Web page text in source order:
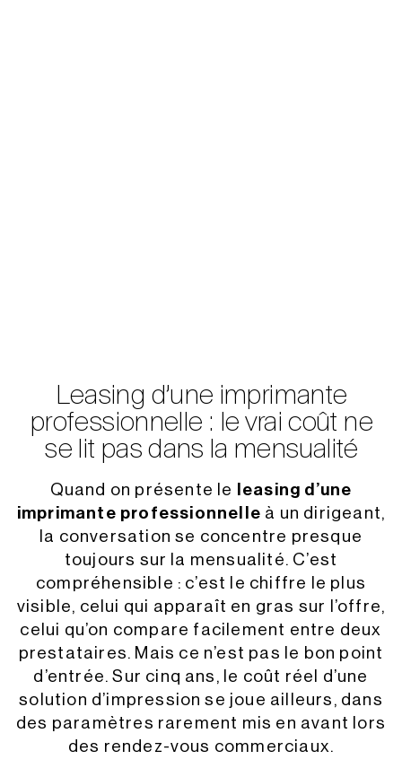
Leasing d’une imprimante
professionnelle : le vrai coût ne
se lit pas dans la mensualité
Quand on présente le
leasing d’une
imprimante professionnelle à un dirigeant,
la conversation se concentre presque
toujours sur la mensualité. C’est
compréhensible : c’est le chiffre le plus
visible, celui qui apparaît en gras sur l’offre,
celui qu’on compare facilement entre deux
prestataires. Mais ce n’est pas le bon point
d’entrée. Sur cinq ans, le coût réel d’une
solution d’impression se joue ailleurs, dans
des paramètres rarement mis en avant lors
des rendez-vous commerciaux.